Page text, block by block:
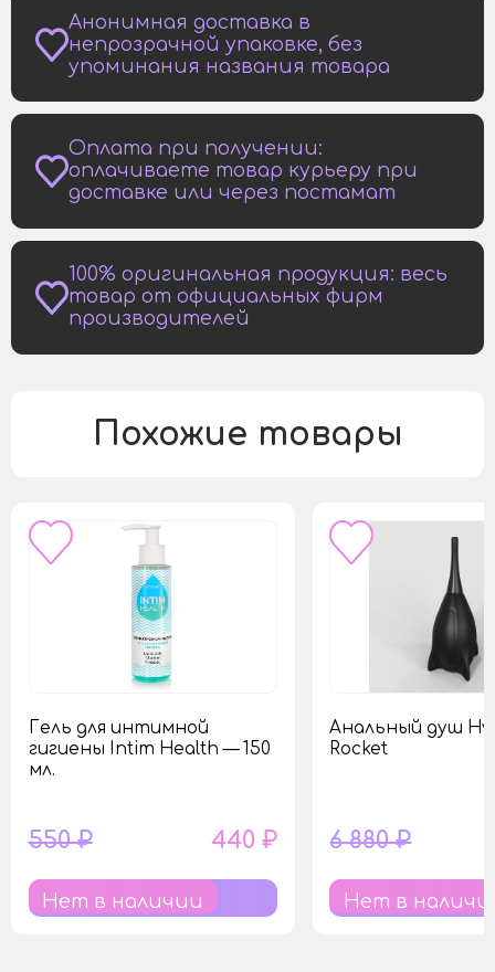
Анонимная доставка в
непрозрачной упаковке, без
упоминания названия товара
Оплата при получении:
оплачиваете товар курьеру при
доставке или через постамат
100% оригинальная продукция: весь
товар от официальных фирм
производителей
Похожие товары
Гель для интимной
гигиены Intim Health — 150
мл.
550 ₽ 440 ₽
Нет в наличии
Анальный душ
Rocket
6 880 ₽
Нет в